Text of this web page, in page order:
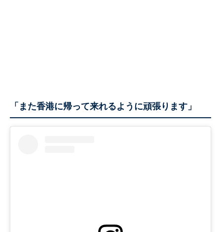
「また香港に帰って来れるように頑張ります」